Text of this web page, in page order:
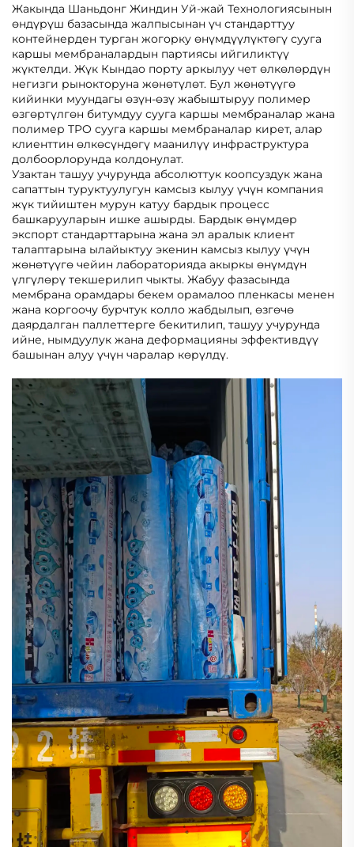
Жакында Шаньдонг Жиндин Уй-жай Технологиясынын
өндүрүш базасында жалпысынан үч стандарттуу
контейнерден турган жогорку өнүмдүүлүктөгү сууга
каршы мембраналардын партиясы ийгиликтүү
жүктелди. Жүк Кындао порту аркылуу чет өлкөлөрдүн
негизги рынокторуна жөнөтүлөт. Бул жөнөтүүгө
кийинки муундагы өзүн-өзү жабыштыруу полимер
өзгөртүлгөн битумдуу сууга каршы мембраналар жана
полимер TPO сууга каршы мембраналар кирет, алар
клиенттин өлкөсүндөгү маанилүү инфраструктура
долбоорлорунда колдонулат.
Узактан ташуу учурунда абсолюттук коопсуздук жана
сапаттын туруктуулугун камсыз кылуу үчүн компания
жүк тийиштен мурун катуу бардык процесс
башкарууларын ишке ашырды. Бардык өнүмдөр
экспорт стандарттарына жана эл аралык клиент
талаптарына ылайыктуу экенин камсыз кылуу үчүн
жөнөтүүгө чейин лабораторияда акыркы өнүмдүн
үлгүлөрү текшерилип чыкты. Жабуу фазасында
мембрана орамдары бекем орамалоо пленкасы менен
жана коргоочу бурчтук колло жабдылып, өзгөчө
даярдалган паллеттерге бекитилип, ташуу учурунда
ийне, нымдуулук жана деформацияны эффективдүү
башынан алуу үчүн чаралар көрүлдү.